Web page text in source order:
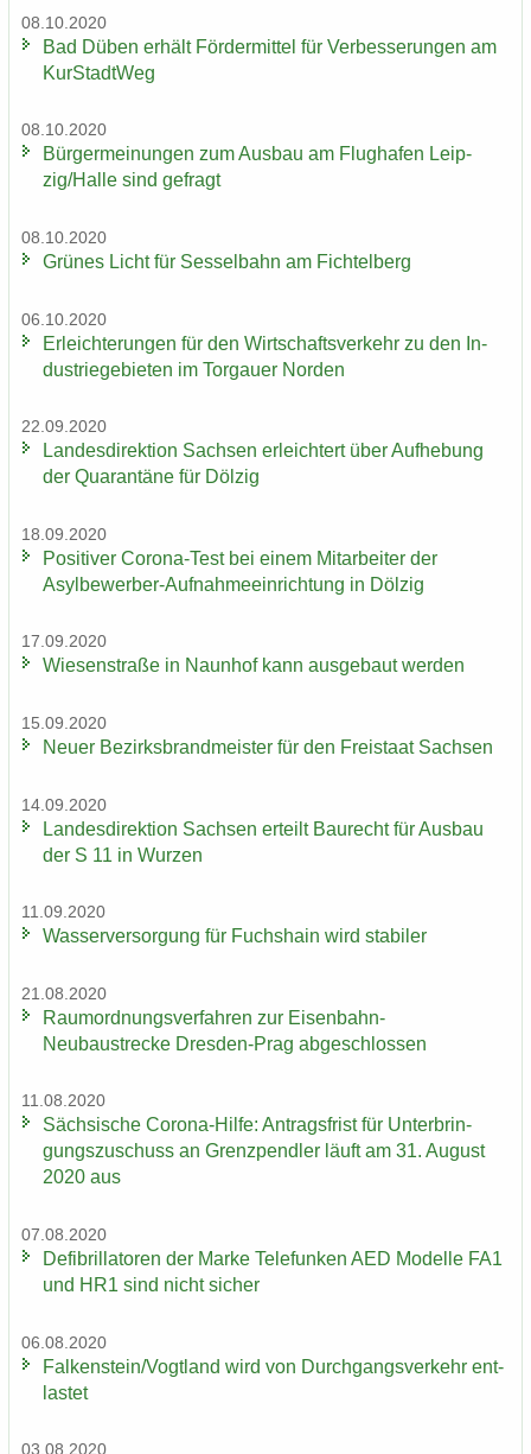
08.10.2020
Bad Düben er­hält För­der­mit­tel für Ver­bes­se­run­gen am
Kur­Stadt­Weg
08.10.2020
Bür­ger­mei­nun­gen zum Aus­bau am Flug­ha­fen Leip­
zig/Halle sind ge­fragt
08.10.2020
Grü­nes Licht für Ses­sel­bahn am Fich­tel­berg
06.10.2020
Er­leich­te­run­gen für den Wirt­schafts­ver­kehr zu den In­
dus­trie­ge­bie­ten im Tor­gau­er Nor­den
22.09.2020
Lan­des­di­rek­ti­on Sach­sen er­leich­tert über Auf­he­bung
der Qua­ran­tä­ne für Döl­zig
18.09.2020
Po­si­ti­ver Corona-​Test bei einem Mit­ar­bei­ter der
Asylbewerber-​Aufnahmeeinrichtung in Döl­zig
17.09.2020
Wie­sen­stra­ße in Naun­hof kann aus­ge­baut wer­den
15.09.2020
Neuer Be­zirks­brand­meis­ter für den Frei­staat Sach­sen
14.09.2020
Lan­des­di­rek­ti­on Sach­sen er­teilt Bau­recht für Aus­bau
der S 11 in Wur­zen
11.09.2020
Was­ser­ver­sor­gung für Fuchs­hain wird sta­bi­ler
21.08.2020
Raum­ord­nungs­ver­fah­ren zur Eisenbahn-​
Neubaustrecke Dresden-​Prag ab­ge­schlos­sen
11.08.2020
Säch­si­sche Corona-​Hilfe: An­trags­frist für Un­ter­brin­
gungs­zu­schuss an Grenz­pend­ler läuft am 31. Au­gust
2020 aus
07.08.2020
De­fi­bril­la­to­ren der Marke Te­le­fun­ken AED Mo­del­le FA1
und HR1 sind nicht si­cher
06.08.2020
Fal­ken­stein/Vogt­land wird von Durch­gangs­ver­kehr ent­
las­tet
03.08.2020